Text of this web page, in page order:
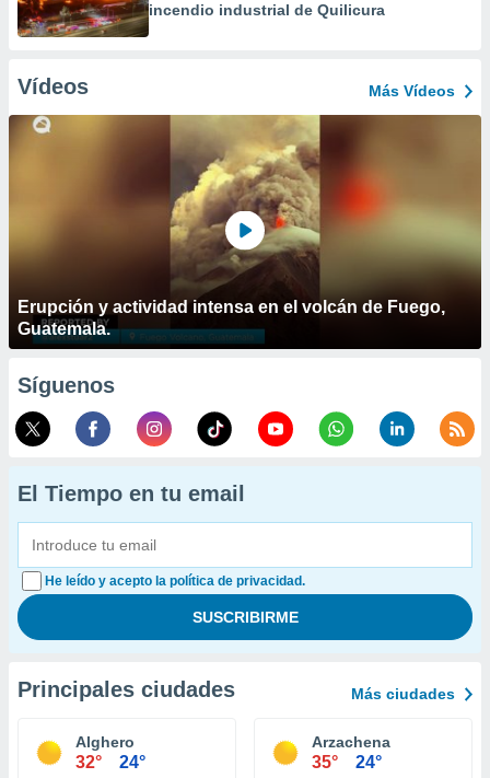
incendio industrial de Quilicura
Vídeos Más Vídeos
Erupción y actividad intensa en el volcán de Fuego,
Guatemala.
Síguenos
El Tiempo en tu email
He leído y acepto la política de privacidad.
Principales ciudades Más ciudades
Alghero
32° 24°
Arzachena
35° 24°